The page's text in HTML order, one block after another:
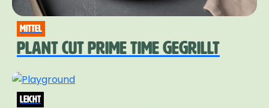
mittel
PLANT CUT PRIME TIME GEGRILLT
leicht